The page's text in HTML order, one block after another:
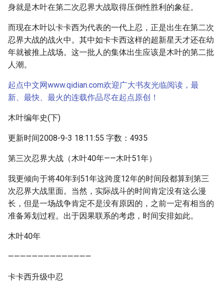
身就是木叶在第二次忍界大战取得压倒性胜利的象征。
而现在木叶以卡卡西为代表的一代上忍，正是出生在第二次
忍界大战的战火中。其中如卡卡西这样的超新星天才还在幼
年就被推上战场。这一批人的集体出生应该是木叶的第二批
人潮。
起点中文网www.qidian.com欢迎广大书友光临阅读，最
新、最快、最火的连载作品尽在起点原创！
木叶编年史(下)
更新时间2008-9-3 18:11:55 字数：4935
第三次忍界大战（木叶40年——木叶51年）
我更倾向于将40年到51年这跨度12年的时间段都算到第三
次忍界大战里面。当然，实际战斗的时间肯定没有这么漫
长，但是一场战争肯定不是没有原因的，之前一定有相当的
准备筹划过程。出于因果联系的考虑，时间安排如此。
木叶40年
——————————————
卡卡西升级中忍